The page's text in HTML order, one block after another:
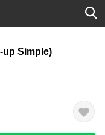
up Simple)